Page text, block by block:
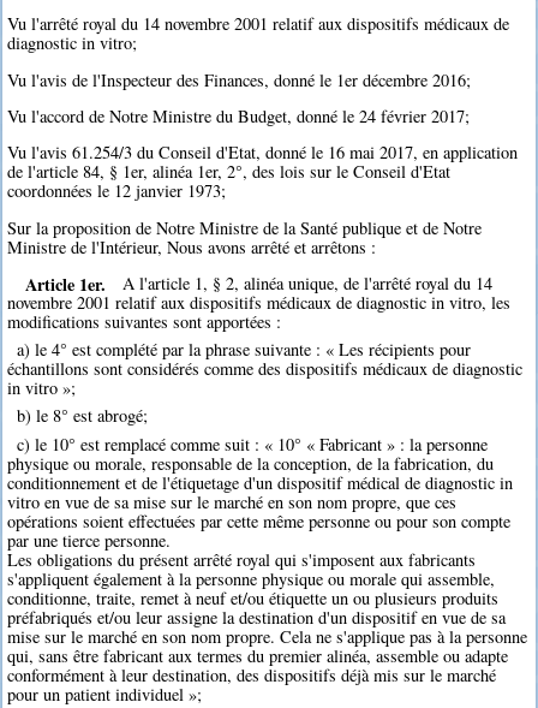
Vu l'arrêté royal du 14 novembre 2001 relatif aux dispositifs médicaux de
diagnostic in vitro;
Vu l'avis de l'Inspecteur des Finances, donné le 1er décembre 2016;
Vu l'accord de Notre Ministre du Budget, donné le 24 février 2017;
Vu l'avis 61.254/3 du Conseil d'Etat, donné le 16 mai 2017, en application
de l'article 84, § 1er, alinéa 1er, 2°, des lois sur le Conseil d'Etat
coordonnées le 12 janvier 1973;
Sur la proposition de Notre Ministre de la Santé publique et de Notre
Ministre de l'Intérieur, Nous avons arrêté et arrêtons :
Article 1er.
A l'article 1, § 2, alinéa unique, de l'arrêté royal du 14
novembre 2001 relatif aux dispositifs médicaux de diagnostic in vitro, les
modifications suivantes sont apportées :
a) le 4° est complété par la phrase suivante : « Les récipients pour
échantillons sont considérés comme des dispositifs médicaux de diagnostic
in vitro »;
b) le 8° est abrogé;
c) le 10° est remplacé comme suit : « 10° « Fabricant » : la personne
physique ou morale, responsable de la conception, de la fabrication, du
conditionnement et de l'étiquetage d'un dispositif médical de diagnostic in
vitro en vue de sa mise sur le marché en son nom propre, que ces
opérations soient effectuées par cette même personne ou pour son compte
par une tierce personne.
Les obligations du présent arrêté royal qui s'imposent aux fabricants
s'appliquent également à la personne physique ou morale qui assemble,
conditionne, traite, remet à neuf et/ou étiquette un ou plusieurs produits
préfabriqués et/ou leur assigne la destination d'un dispositif en vue de sa
mise sur le marché en son nom propre. Cela ne s'applique pas à la personne
qui, sans être fabricant aux termes du premier alinéa, assemble ou adapte
conformément à leur destination, des dispositifs déjà mis sur le marché
pour un patient individuel »;